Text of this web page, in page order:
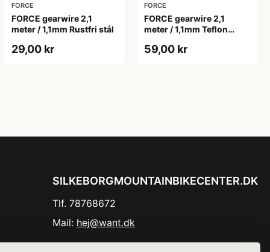
FORCE
FORCE gearwire 2,1
meter / 1,1mm Rustfri stål
29,00 kr
FORCE
FORCE gearwire 2,1
meter / 1,1mm Teflon
59,00 kr
SILKEBORGMOUNTAINBIKECENTER.DK
Tlf. 78768672
Mail: hej@want.dk